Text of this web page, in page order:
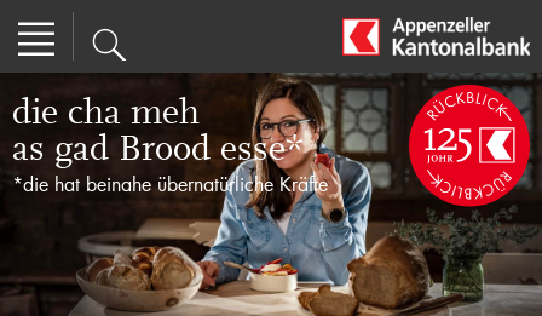
die cha meh
as gad Brood esse*
*die hat beinahe übernatürliche Kräfte